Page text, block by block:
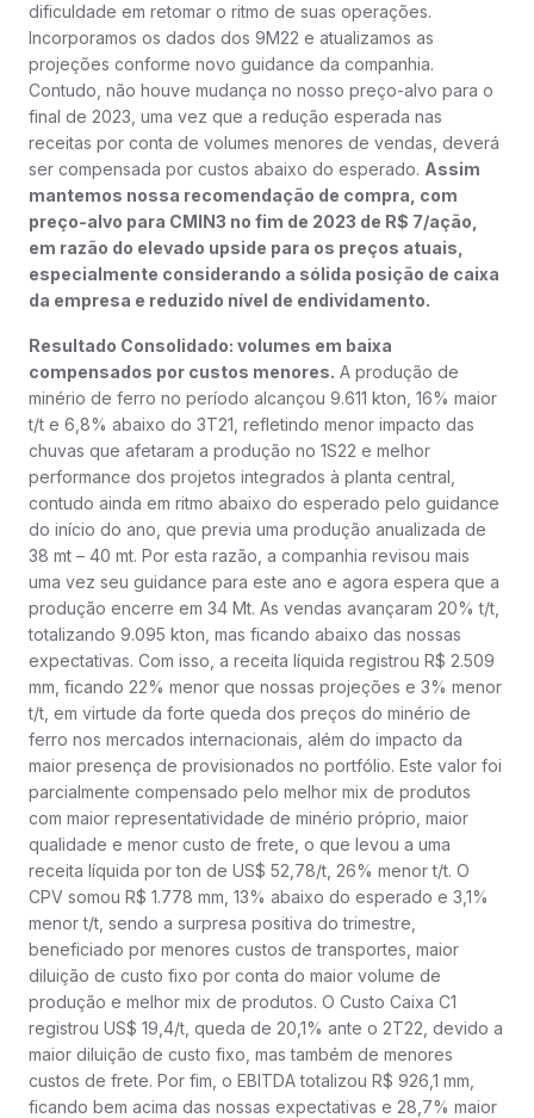
dificuldade em retomar o ritmo de suas operações.
Incorporamos os dados dos 9M22 e atualizamos as
projeções conforme novo guidance da companhia.
Contudo, não houve mudança no nosso preço-alvo para o
final de 2023, uma vez que a redução esperada nas
receitas por conta de volumes menores de vendas, deverá
ser compensada por custos abaixo do esperado. Assim
mantemos nossa recomendação de compra, com
preço-alvo para CMIN3 no fim de 2023 de R$ 7/ação,
em razão do elevado upside para os preços atuais,
especialmente considerando a sólida posição de caixa
da empresa e reduzido nível de endividamento.
Resultado Consolidado: volumes em baixa
compensados por custos menores. A produção de
minério de ferro no período alcançou 9.611 kton, 16% maior
t/t e 6,8% abaixo do 3T21, refletindo menor impacto das
chuvas que afetaram a produção no 1S22 e melhor
performance dos projetos integrados à planta central,
contudo ainda em ritmo abaixo do esperado pelo guidance
do início do ano, que previa uma produção anualizada de
38 mt – 40 mt. Por esta razão, a companhia revisou mais
uma vez seu guidance para este ano e agora espera que a
produção encerre em 34 Mt. As vendas avançaram 20% t/t,
totalizando 9.095 kton, mas ficando abaixo das nossas
expectativas. Com isso, a receita líquida registrou R$ 2.509
mm, ficando 22% menor que nossas projeções e 3% menor
t/t, em virtude da forte queda dos preços do minério de
ferro nos mercados internacionais, além do impacto da
maior presença de provisionados no portfólio. Este valor foi
parcialmente compensado pelo melhor mix de produtos
com maior representatividade de minério próprio, maior
qualidade e menor custo de frete, o que levou a uma
receita líquida por ton de US$ 52,78/t, 26% menor t/t. O
CPV somou R$ 1.778 mm, 13% abaixo do esperado e 3,1%
menor t/t, sendo a surpresa positiva do trimestre,
beneficiado por menores custos de transportes, maior
diluição de custo fixo por conta do maior volume de
produção e melhor mix de produtos. O Custo Caixa C1
registrou US$ 19,4/t, queda de 20,1% ante o 2T22, devido a
maior diluição de custo fixo, mas também de menores
custos de frete. Por fim, o EBITDA totalizou R$ 926,1 mm,
ficando bem acima das nossas expectativas e 28,7% maior